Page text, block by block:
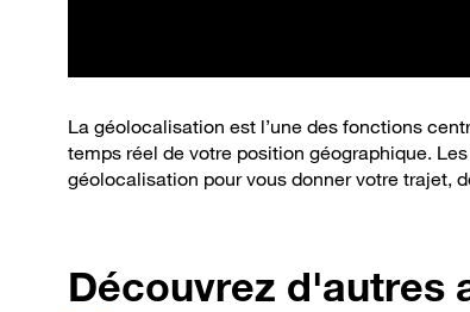
La géolocalisation est l’une des fonctions
temps réel de votre position géographique.
géolocalisation pour vous donner votre trajet,
Découvrez d'autres